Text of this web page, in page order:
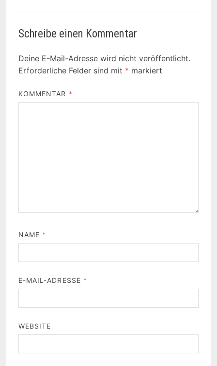
Schreibe einen Kommentar
Deine E-Mail-Adresse wird nicht veröffentlicht.
Erforderliche Felder sind mit * markiert
KOMMENTAR *
NAME *
E-MAIL-ADRESSE *
WEBSITE